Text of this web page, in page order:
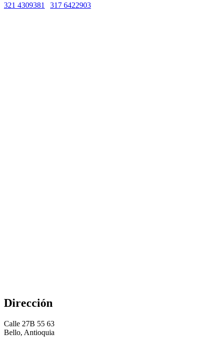
321 4309381 317 6422903
Dirección
Calle 27B 55 63
Bello, Antioquia